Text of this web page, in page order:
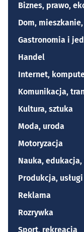
Biznes, prawo,
Dom,
Gastronomia i
Handel
Internet,
Komunikacja,
Kultura, sztuka
Moda, uroda
Motoryzacja
Nauka,
Produkcja, usługi
Reklama
Rozrywka
Sport, rekreacja